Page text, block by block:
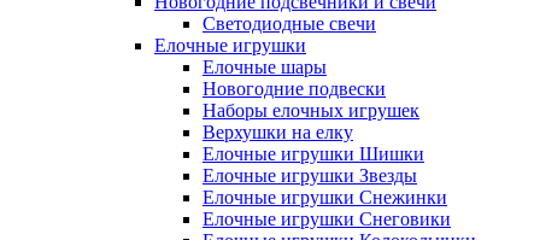
Светодиодные свечи
Елочные игрушки
Елочные шары
Новогодние подвески
Наборы елочных игрушек
Верхушки на елку
Елочные игрушки Шишки
Елочные игрушки Звезды
Елочные игрушки Снежинки
Елочные игрушки Снеговики